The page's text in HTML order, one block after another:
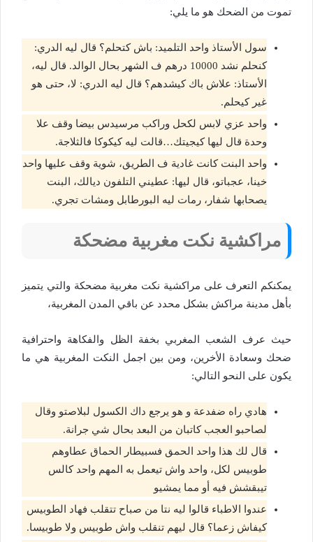
تموت من الضحك هو ما يلي:
سول الأستاذ واحد التلميد: باش كتحلم؟ قال ليه الدري:
كنحلم نشد 10000 درهم ف الشهر بحال الوالد. قال ليه،
الأستاذ: علاش باك كيشدهم؟ قال ليه الدري: لا، حتى هو
غير كيحلم.
واحد عزي لابس لكحل وراكب مرسيدس بيضا وقف علا
وحدة قال ليها كيجيتك…قالت ليه كيكوكا فالثلاجة.
واحد البنت كانت غادية ف الطريق، شوية وقف عليها واحد
خينا، عجباتو، قال ليها: عطيني التلفون ديالك، البنت
يصحابها شفار، رمات ليه البورطابل ومشات تجري.
مراكشية نكت مغربية مضحكة
يمكنكم التعرف على مراكشية نكت مغربية مضحكة والتي يتميز
بأهل مدينة مراكش بشكل محدد عن باقي المدن المغربية،
حيث عرف الشعب المغربي بخفة الظل والفكاهة واحترافية
ضحك وسعادة الأخرين، ومن بين اجمل النكت المغربية هي ما
يكون على النحو التالي:
هادي راه ضفدعة و هو يرجع داك الكسول لبلاصتو وقال
لصاحبو العجب كاتبان من البعد بحال شي جرانة.
قال لك هذا واحد الحمق فسبيطار الحماق عطاوهم
طوبيس لكل، واحد واش تيعمل به المهم واحد كالس
تيبقشش فيه أو مما يمشيو
عندوا الاطباء قالوا ليه نتا من صباح تتقلب فهاد الطوبيس
كيفاش زعما؟ قال ليهم تنقلب واش طوبيس ولا طوبيسا.